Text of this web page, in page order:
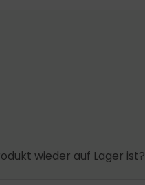
wieder auf Lager ist?